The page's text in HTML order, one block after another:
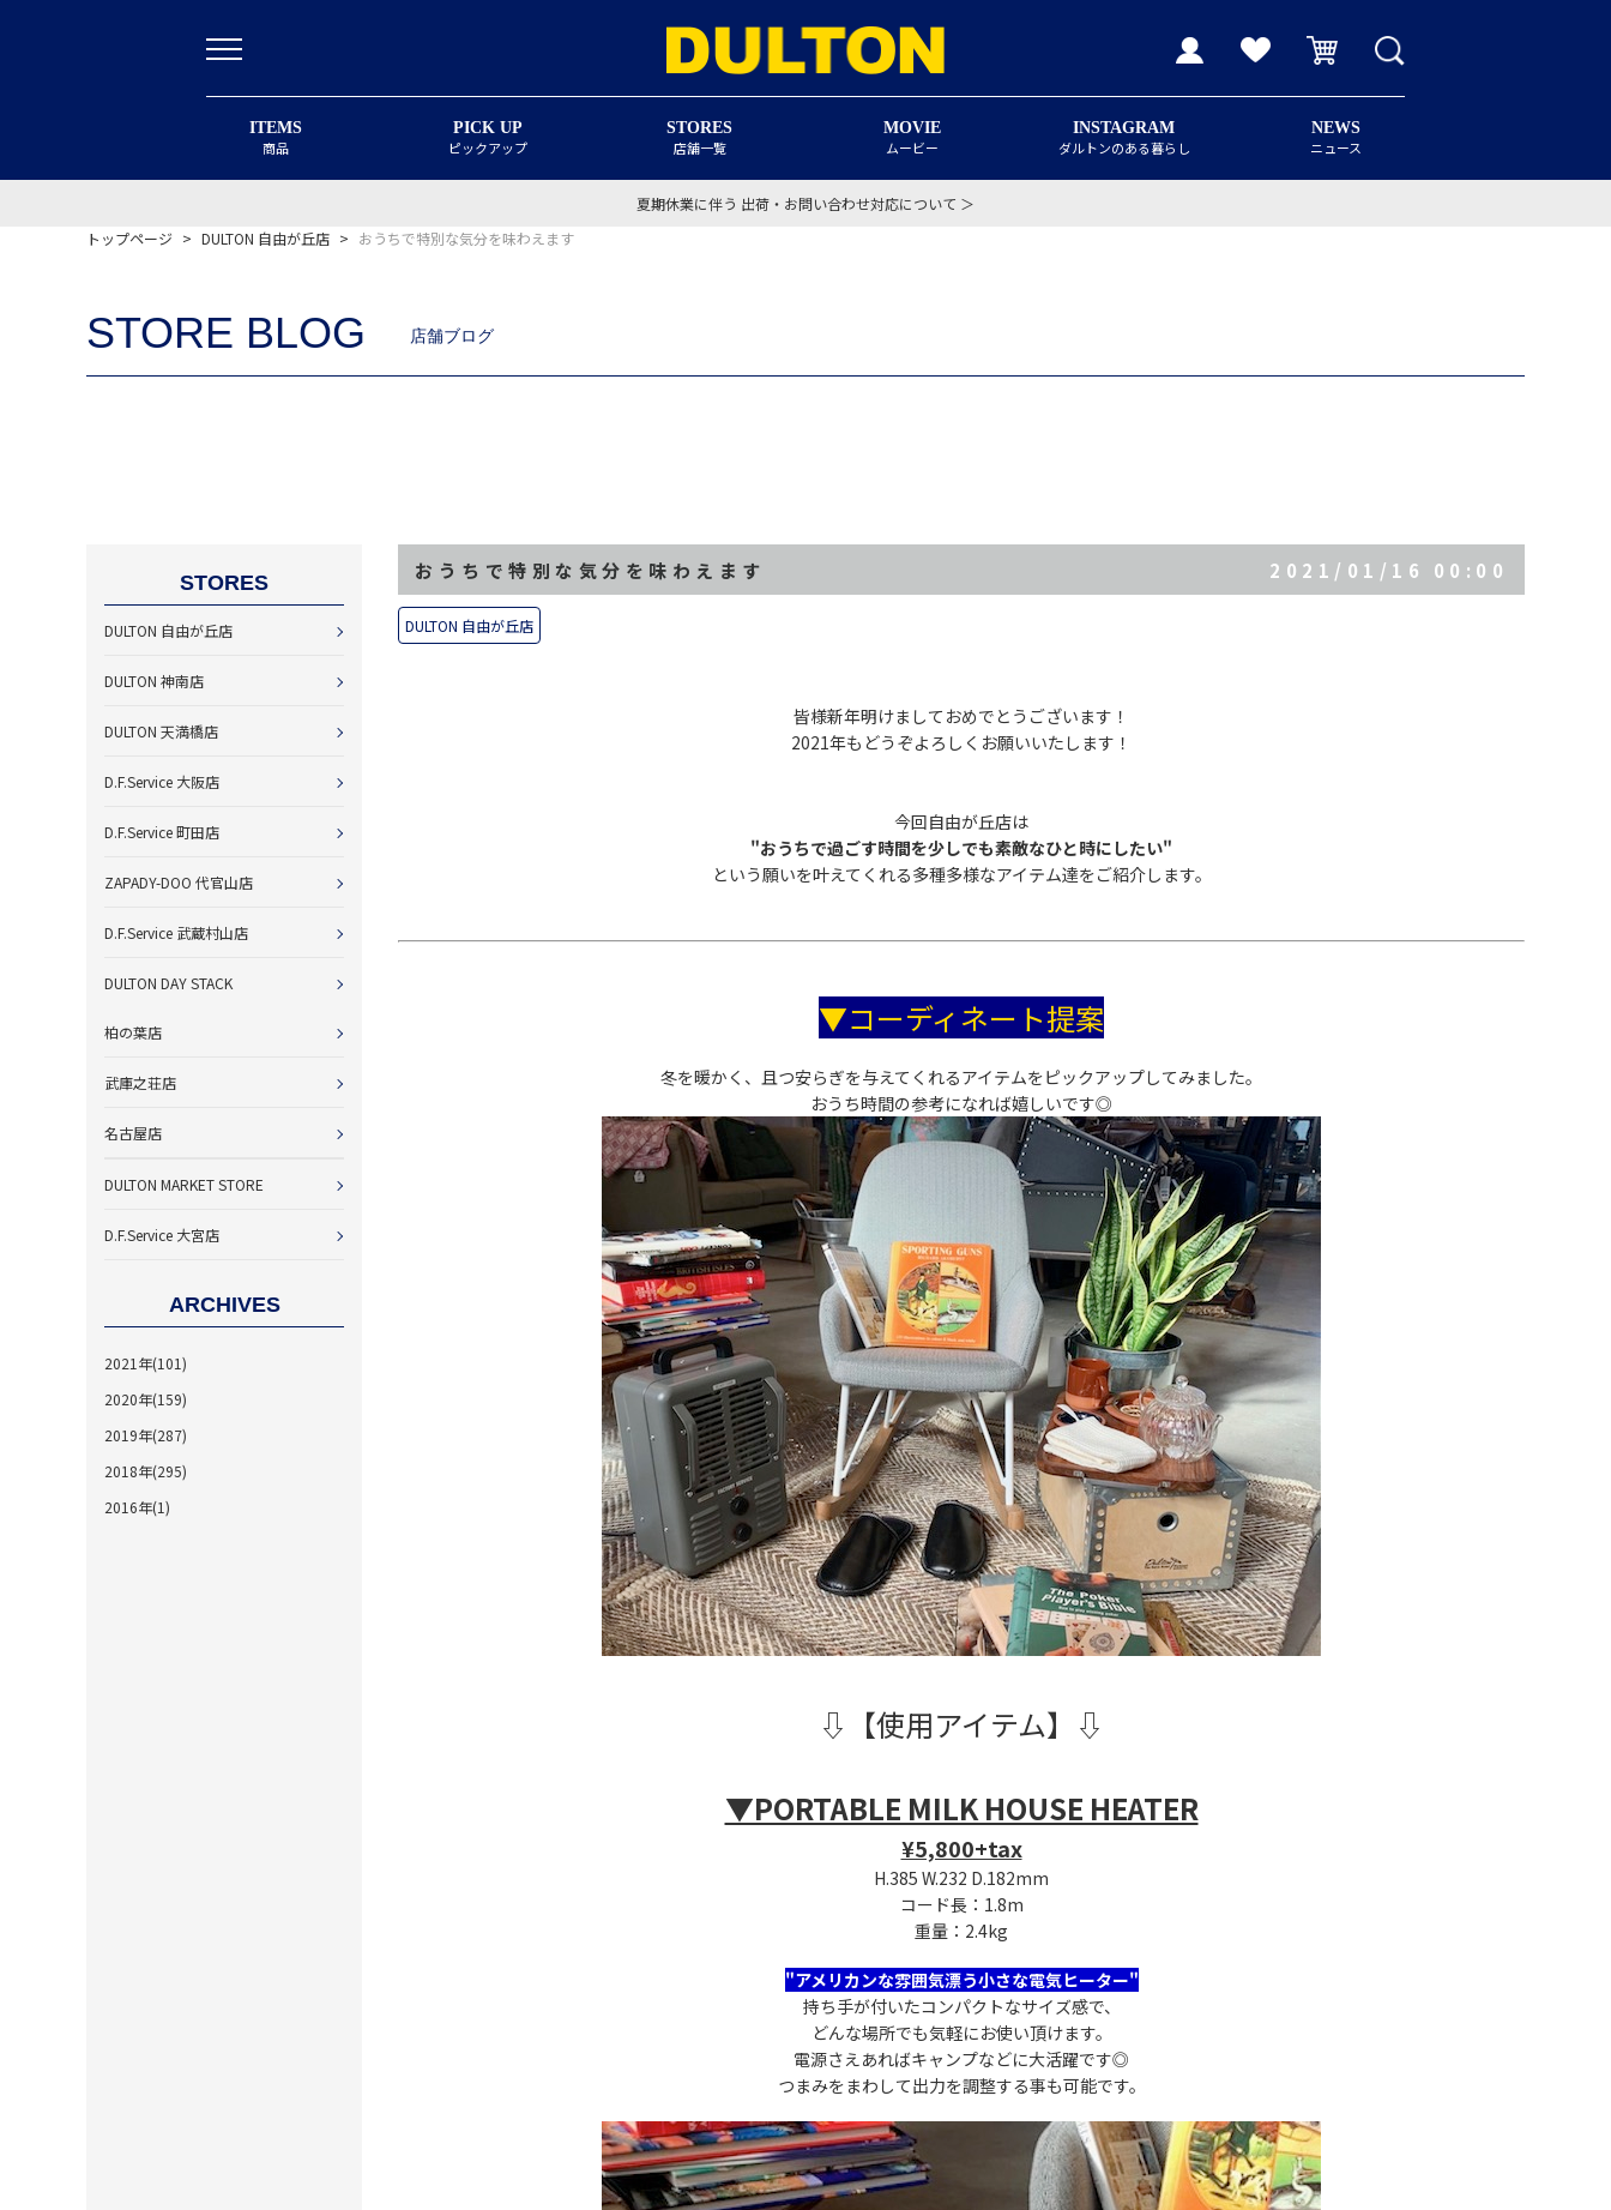
ITEMS
商品
PICK UP
ピックアップ
STORES
店舗一覧
MOVIE
ムービー
INSTAGRAM
ダルトンのある暮らし
NEWS
ニュース
夏期休業に伴う 出荷・お問い合わせ対応について ＞
トップページ > DULTON 自由が丘店 > おうちで特別な気分を味わえます
STORE BLOG 店舗ブログ
STORES
DULTON 自由が丘店
DULTON 神南店
DULTON 天満橋店
D.F.Service 大阪店
D.F.Service 町田店
ZAPADY-DOO 代官山店
D.F.Service 武蔵村山店
DULTON DAY STACK
柏の葉店
武庫之荘店
名古屋店
DULTON MARKET STORE
D.F.Service 大宮店
ARCHIVES
2021年(101)
2020年(159)
2019年(287)
2018年(295)
2016年(1)
おうちで特別な気分を味わえます 2021/01/16 00:00
DULTON 自由が丘店
皆様新年明けましておめでとうございます！
2021年もどうぞよろしくお願いいたします！
今回自由が丘店は
"おうちで過ごす時間を少しでも素敵なひと時にしたい"
という願いを叶えてくれる多種多様なアイテム達をご紹介します。
▼コーディネート提案
冬を暖かく、且つ安らぎを与えてくれるアイテムをピックアップしてみました。
おうち時間の参考になれば嬉しいです◎
⇩【使用アイテム】⇩
▼PORTABLE MILK HOUSE HEATER
¥5,800+tax
H.385 W.232 D.182mm
コード長：1.8m
重量：2.4kg
"アメリカンな雰囲気漂う小さな電気ヒーター"
持ち手が付いたコンパクトなサイズ感で、
どんな場所でも気軽にお使い頂けます。
電源さえあればキャンプなどに大活躍です◎
つまみをまわして出力を調整する事も可能です。